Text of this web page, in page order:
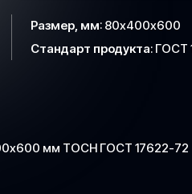
Размер, мм: 80х400х600
Стандарт продукта: ГОСТ
мм ТОСН ГОСТ 17622-72